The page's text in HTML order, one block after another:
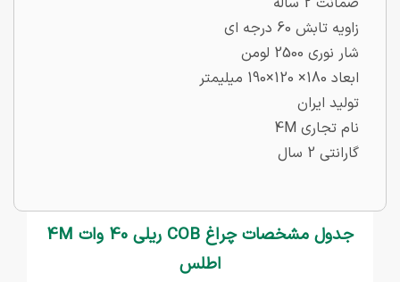
زاویه تابش 60 درجه ای
شار نوری 2500 لومن
ابعاد 180× 120×190 میلیمتر
تولید ایران
نام تجاری 4M
گارانتی 2 سال
جدول مشخصات چراغ COB ریلی 40 وات 4M
اطلس